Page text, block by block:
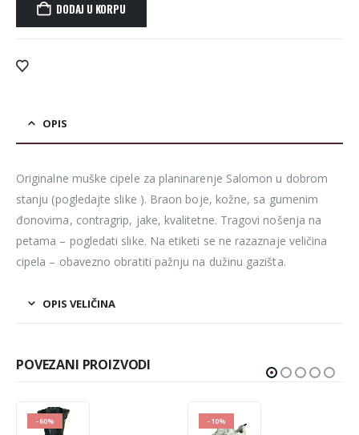
DODAJ U KORPU
Alternative:
OPIS
Originalne muške cipele za planinarenje Salomon u dobrom
stanju (pogledajte slike ). Braon boje, kožne, sa gumenim
đonovima, contragrip, jake, kvalitetne. Tragovi nošenja na
petama – pogledati slike. Na etiketi se ne razaznaje veličina
cipela – obavezno obratiti pažnju na dužinu gazišta.
OPIS VELIČINA
POVEZANI PROIZVODI
-60% -10%